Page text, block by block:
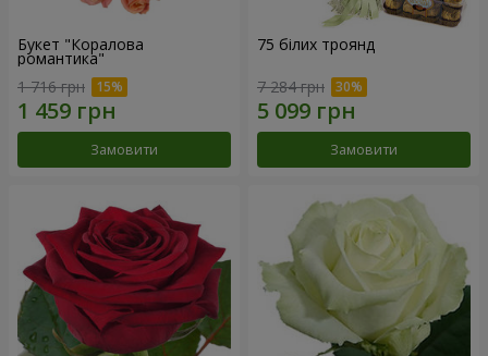
Букет "Коралова
романтика"
1 716 грн
Замовити
75 білих троянд
7 284 грн
Замовити